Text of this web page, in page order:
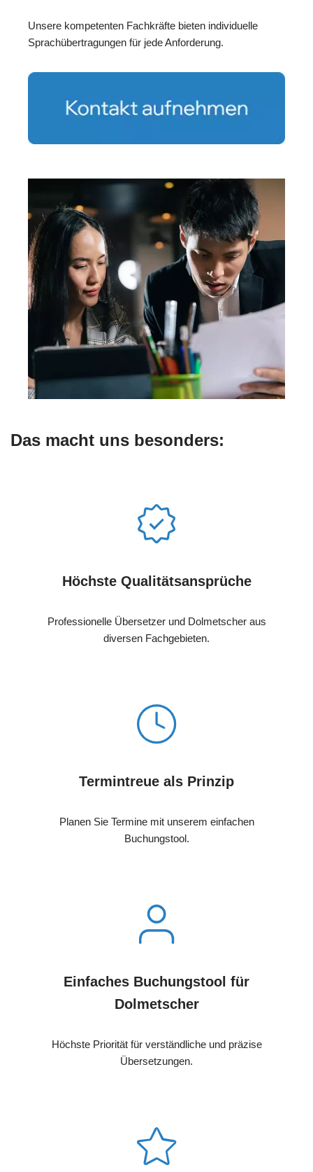
Unsere kompetenten Fachkräfte bieten individuelle
Sprachübertragungen für jede Anforderung.
Das macht uns besonders:
Höchste Qualitätsansprüche
Professionelle Übersetzer und Dolmetscher aus
diversen Fachgebieten.
Termintreue als Prinzip
Planen Sie Termine mit unserem einfachen
Buchungstool.
Einfaches Buchungstool für
Dolmetscher
Höchste Priorität für verständliche und präzise
Übersetzungen.